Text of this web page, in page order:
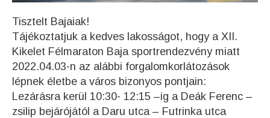
Tisztelt Bajaiak!
Tájékoztatjuk a kedves lakosságot, hogy a XII.
Kikelet Félmaraton Baja sportrendezvény miatt
2022.04.03-n az alábbi forgalomkorlátozások
lépnek életbe a város bizonyos pontjain:
Lezárásra kerül 10:30- 12:15 –ig a Deák Ferenc –
zsilip bejárójától a Daru utca – Futrinka utca